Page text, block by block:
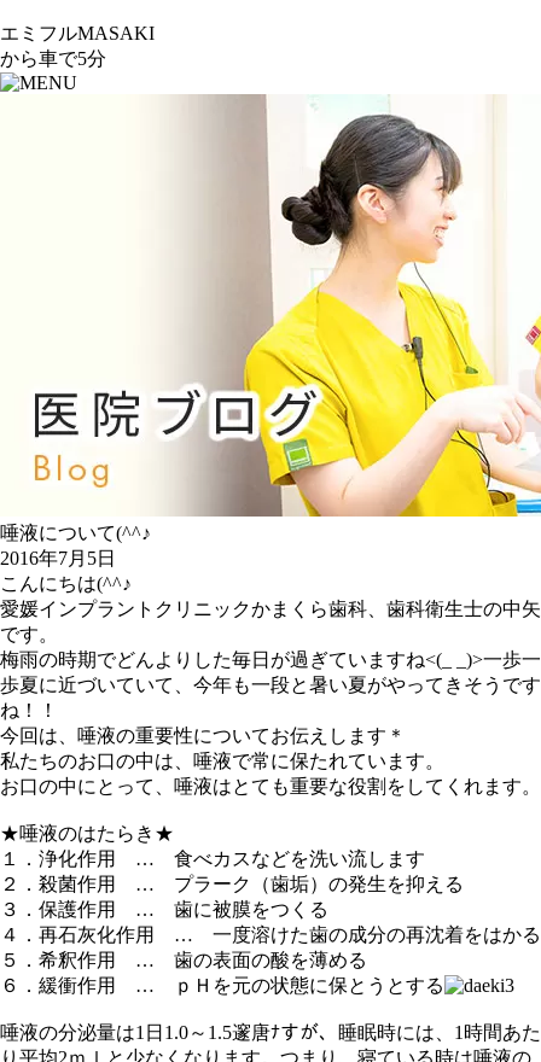
エミフルMASAKI
から車で5分
唾液について(^^♪
2016年7月5日
こんにちは(^^♪
愛媛インプラントクリニックかまくら歯科、歯科衛生士の中矢
です。
梅雨の時期でどんよりした毎日が過ぎていますね<(_ _)>一歩一
歩夏に近づいていて、今年も一段と暑い夏がやってきそうです
ね！！
今回は、唾液の重要性についてお伝えします＊
私たちのお口の中は、唾液で常に保たれています。
お口の中にとって、唾液はとても重要な役割をしてくれます。
★唾液のはたらき★
１．浄化作用 … 食べカスなどを洗い流します
２．殺菌作用 … プラーク（歯垢）の発生を抑える
３．保護作用 … 歯に被膜をつくる
４．再石灰化作用 … 一度溶けた歯の成分の再沈着をはかる
５．希釈作用 … 歯の表面の酸を薄める
６．緩衝作用 … ｐＨを元の状態に保とうとする
唾液の分泌量は1日1.0～1.5邃唐ﾅすが、睡眠時には、1時間あた
り平均2ｍｌと少なくなります。つまり、寝ている時は唾液の